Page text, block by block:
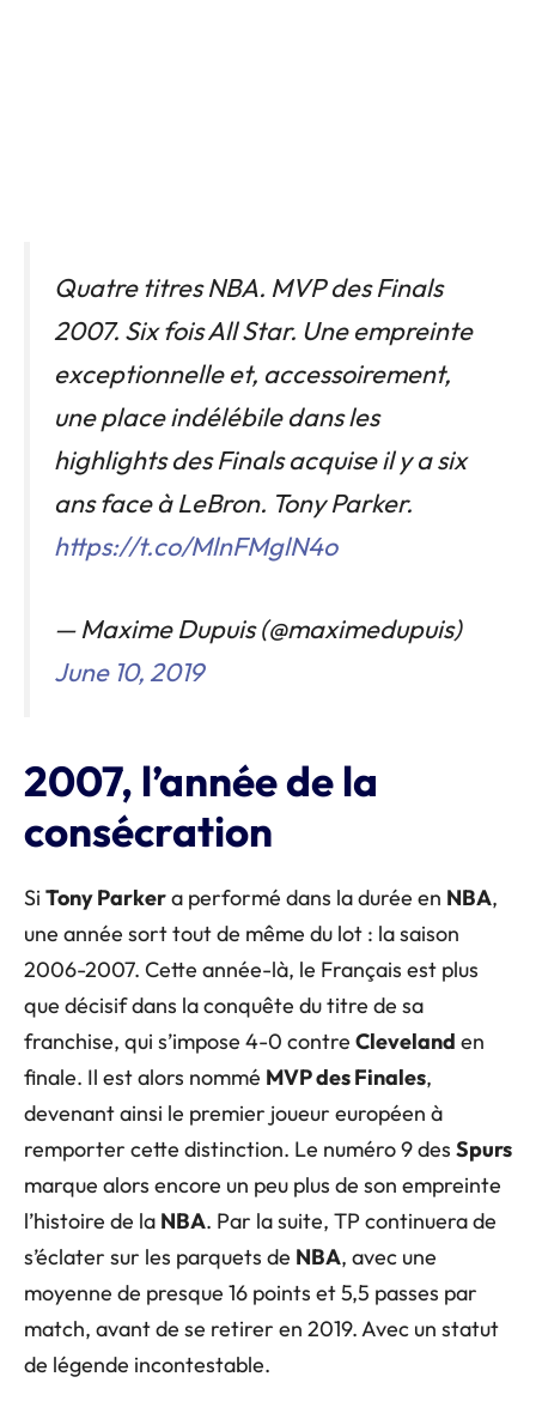
Quatre titres NBA. MVP des Finals
2007. Six fois All Star. Une empreinte
exceptionnelle et, accessoirement,
une place indélébile dans les
highlights des Finals acquise il y a six
ans face à LeBron. Tony Parker.
https://t.co/MlnFMglN4o
— Maxime Dupuis (@maximedupuis)
June 10, 2019
2007, l’année de la
consécration
Si Tony Parkera performé dans la durée en NBA,
une année sort tout de même du lot : la saison
2006-2007. Cette année-là, le Français est plus
que décisif dans la conquête du titre de sa
franchise, qui s’impose 4-0 contre Cleveland en
finale. Il est alors nommé MVP des Finales,
devenant ainsi le premier joueur européen à
remporter cette distinction. Le numéro 9 des Spurs
marque alors encore un peu plus de son empreinte
l’histoire de la NBA. Par la suite, TP continuera de
s’éclater sur les parquets de NBA, avec une
moyenne de presque 16 points et 5,5 passes par
match, avant de se retirer en 2019. Avec un statut
de légende incontestable.